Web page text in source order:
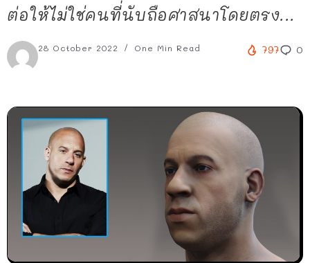
ต่อให้ไม่ใช่คนที่นับถือศาสนาโดยตรง...
28 October 2022 One Min Read 797 0